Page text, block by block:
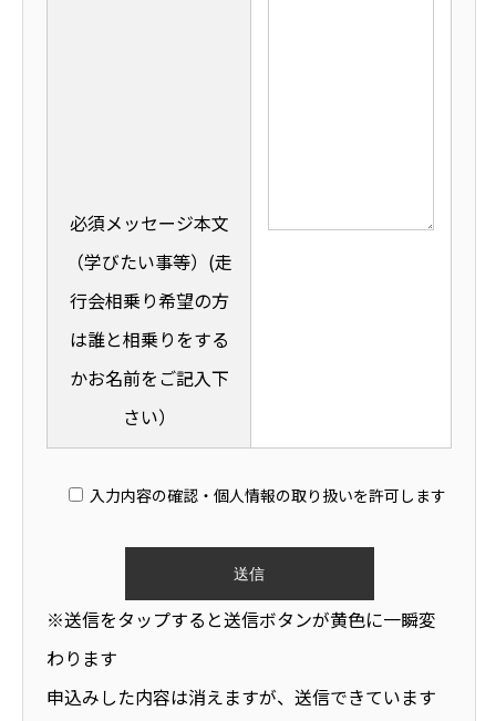
必須メッセージ本文
（学びたい事等）(走
行会相乗り希望の方
は誰と相乗りをする
かお名前をご記入下
さい）
入力内容の確認・個人情報の取り扱いを許可します
※送信をタップすると送信ボタンが黄色に一瞬変
わります
申込みした内容は消えますが、送信できています